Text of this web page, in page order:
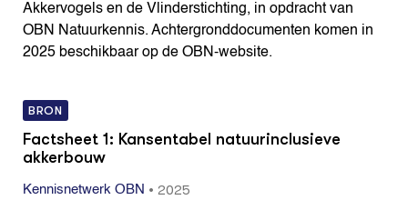
Akkervogels en de Vlinderstichting, in opdracht van
OBN Natuurkennis. Achtergronddocumenten komen in
2025 beschikbaar op de OBN-website.
BRON
Factsheet 1: Kansentabel natuurinclusieve
akkerbouw
Kennisnetwerk OBN • 2025